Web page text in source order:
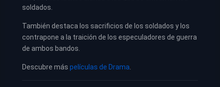
soldados.
También destaca los sacrificios de los soldados y los
contrapone a la traición de los especuladores de guerra
de ambos bandos.
Descubre más películas de Drama